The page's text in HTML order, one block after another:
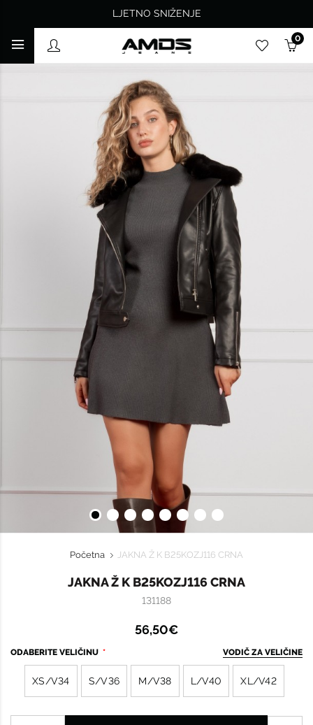
LJETNO SNIŽENJE
0
Početna JAKNA Ž K B25KOZJ116 CRNA
JAKNA Ž K B25KOZJ116 CRNA
131188
56,50€
ODABERITE VELIČINU VODIČ ZA VELIČINE
XS/V34 S/V36 M/V38 L/V40 XL/V42